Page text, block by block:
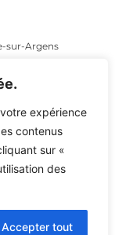
expérience
contenus
sur «
des
Accepter tout
sur-Argens